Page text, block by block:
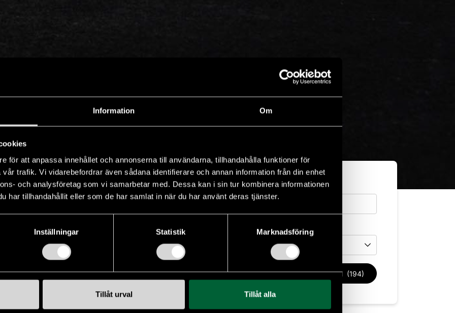
Information Om
för att anpassa innehållet och annonserna till användarna, tillhandahålla funktioner för
trafik. Vi vidarebefordrar även sådana identifierare och annan information från din enhet
och analysföretag som vi samarbetar med. Dessa kan i sin tur kombinera informationen
har tillhandahållit eller som de har samlat in när du har använt deras tjänster.
Inställningar Statistik Marknadsföring
Tillåt urval Tillåt alla
utrustning
Drivmedel
Drivmedel
Mina favoriter Rensa filter Sök bil (194)